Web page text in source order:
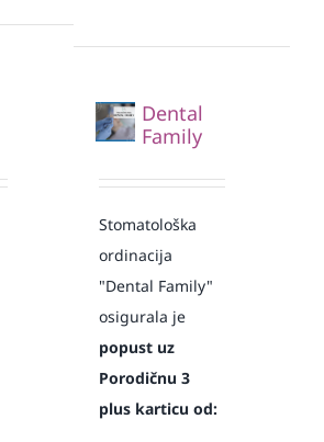
Dental
Family
Stomatološka
ordinacija
"Dental Family"
osigurala je
popust uz
Porodičnu 3
plus karticu od: